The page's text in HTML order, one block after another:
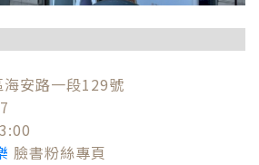
安路一段129號
臉書粉絲專頁